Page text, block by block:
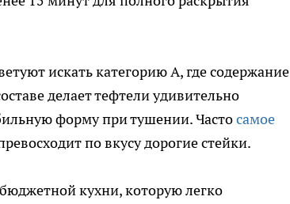
искать категорию А, где содержание
делает тефтели удивительно
форму при тушении. Частосамое
по вкусу дорогие стейки.
кухни, которую легко